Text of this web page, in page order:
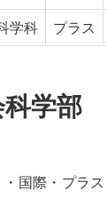
学科 プラス
科学部
国際・プラ